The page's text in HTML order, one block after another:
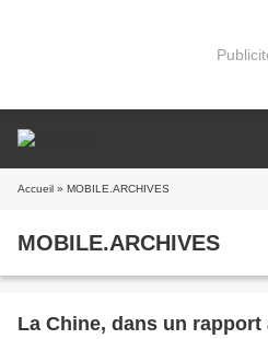
Accueil » MOBILE.ARCHIVES
MOBILE.ARCHIVES
La Chine, dans un